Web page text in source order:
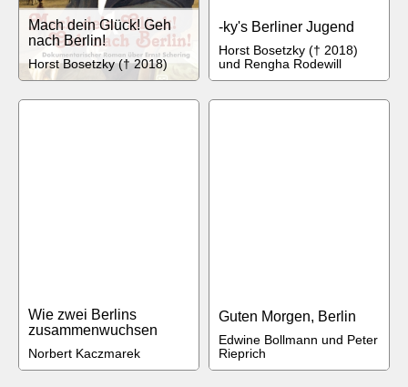
Mach dein Glück! Geh
nach Berlin!
Horst Bosetzky († 2018)
-ky's Berliner Jugend
Horst Bosetzky († 2018)
und Rengha Rodewill
Wie zwei Berlins
zusammenwuchsen
Norbert Kaczmarek
Guten Morgen, Berlin
Edwine Bollmann und Peter
Rieprich